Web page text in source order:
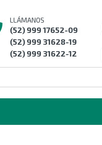
LLÁMANOS
(52) 999 17652-09
(52) 999 31628-19
(52) 999 31622-12